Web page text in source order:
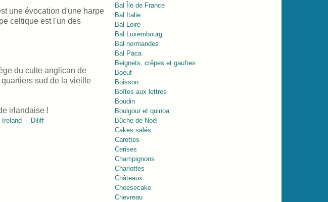
une évocation d'une harpe
celtique est l'un des
du culte anglican de
sud de la vieille
irlandaise !
Bal Île de France
Bal Italie
Bal Loire
Bal Luxembourg
Bal normandes
Bal Paca
Beignets, crêpes et gaufres
Boeuf
Boisson
Boîtes aux lettres
Boudin
Boulgour et quinoa
Bûche de Noël
Cakes salés
Carottes
Cerises
Champignons
Charlottes
Châteaux
Cheesecake
Chevreau